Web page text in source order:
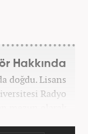
Hakkında
doğdu. Lisans
Radyo
mezun olarak